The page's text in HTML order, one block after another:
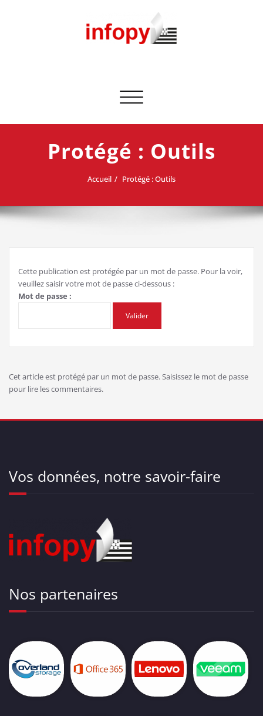
Afficher/masquer la navigation
Protégé : Outils
Accueil Protégé : Outils
Cette publication est protégée par un mot de passe. Pour la voir,
veuillez saisir votre mot de passe ci-dessous :
Mot de passe :
Cet article est protégé par un mot de passe. Saisissez le mot de passe
pour lire les commentaires.
Vos données, notre savoir-faire
Nos partenaires